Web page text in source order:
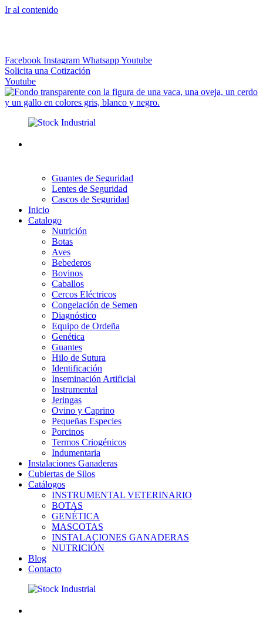
Ir al contenido
Facebook Instagram WhatsappYoutube
Solicita una Cotización
Youtube
Guantes de Seguridad
Lentes de Seguridad
Cascos de Seguridad
Inicio
Catalogo
Nutrición
Botas
Aves
Bebederos
Bovinos
Caballos
Cercos Eléctricos
Congelación de Semen
Diagnóstico
Equipo de Ordeña
Genética
Guantes
Hilo de Sutura
Identificación
Inseminación Artificial
Instrumental
Jeringas
Ovino y Caprino
Pequeñas Especies
Porcinos
Termos Criogénicos
Indumentaria
Instalaciones Ganaderas
Cubiertas de Silos
Catálogos
INSTRUMENTAL VETERINARIO
BOTAS
GENÉTICA
MASCOTAS
INSTALACIONES GANADERAS
NUTRICIÓN
Blog
Contacto